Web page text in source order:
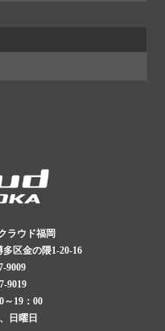
ラウド福岡
区金の隈1-20-16
9009
9019
19：00
日曜日